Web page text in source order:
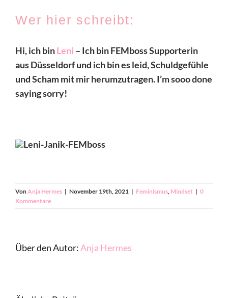
Wer hier schreibt:
Hi, ich binLeni – Ich bin FEMboss Supporterin
aus Düsseldorf und ich bin es leid, Schuldgefühle
und Scham mit mir herumzutragen. I’m sooo done
saying sorry!
VonAnja Hermes | November 19th, 2021 | Feminismus Mindset | 0
Kommentare
Über den Autor:Anja Hermes